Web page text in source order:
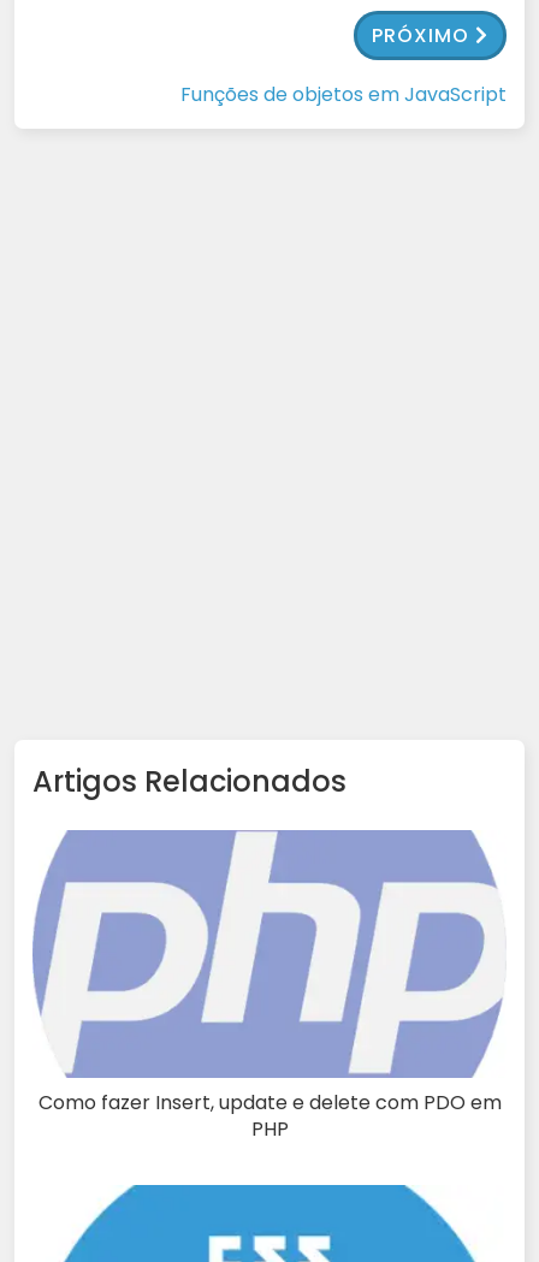
PRÓXIMO
Funções de objetos em JavaScript
Artigos Relacionados
Como fazer Insert, update e delete com PDO em
PHP